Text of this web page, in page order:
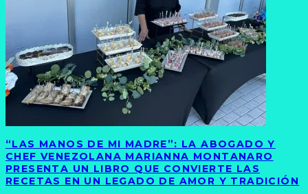
“LAS MANOS DE MI MADRE”: LA ABOGADO Y
CHEF VENEZOLANA MARIANNA MONTANARO
PRESENTA UN LIBRO QUE CONVIERTE LAS
RECETAS EN UN LEGADO DE AMOR Y TRADICIÓN